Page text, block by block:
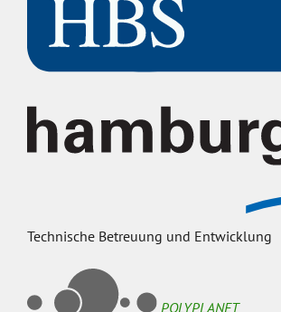
Technische Betreuung und Entwicklung
POLYPLANET